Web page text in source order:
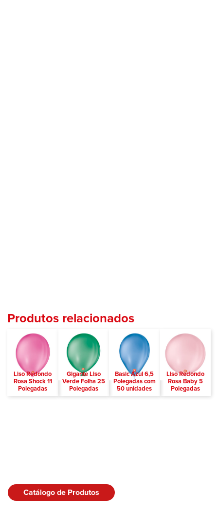
Produtos relacionados
Liso Redondo
Rosa Shock 11
Polegadas
Gigante Liso
Verde Folha 25
Polegadas
Basic Azul 6,5
Polegadas com
50 unidades
Liso Redondo
Rosa Baby 5
Polegadas
Catálogo de Produtos